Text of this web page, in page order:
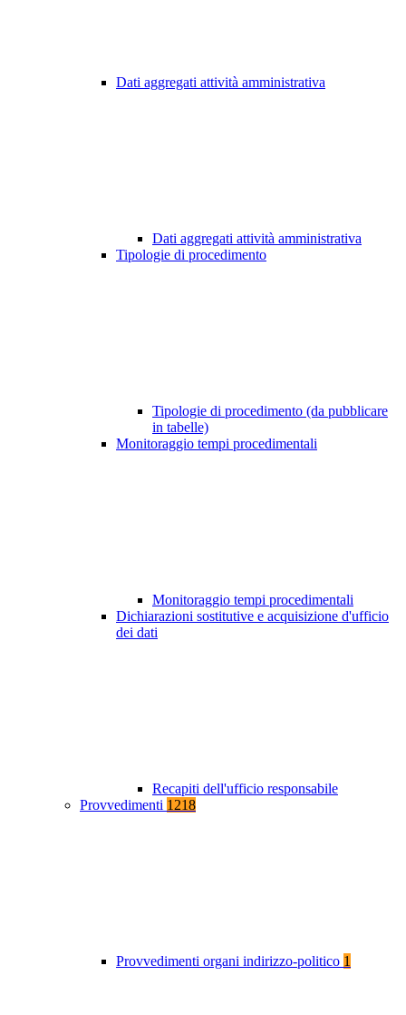
Dati aggregati attività amministrativa
Dati aggregati attività amministrativa
Tipologie di procedimento
Tipologie di procedimento (da pubblicare
in tabelle)
Monitoraggio tempi procedimentali
Monitoraggio tempi procedimentali
Dichiarazioni sostitutive e acquisizione d'ufficio
dei dati
Recapiti dell'ufficio responsabile
Provvedimenti 1218
Provvedimenti organi indirizzo-politico 1